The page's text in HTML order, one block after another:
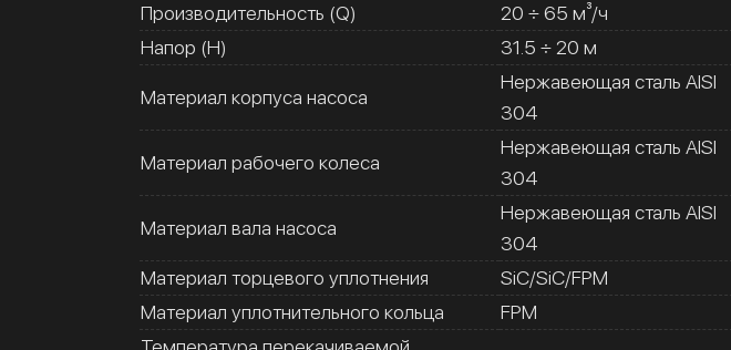
Производительность (Q)
20 ÷ 65 м³/ч
Напор (H)
31.5 ÷ 20 м
Материал корпуса насоса
Нержавеющая сталь AISI
304
Материал рабочего колеса
Нержавеющая сталь AISI
304
Материал вала насоса
Нержавеющая сталь AISI
304
Материал торцевого уплотнения
SiC/SiC/FPM
Материал уплотнительного кольца
FPM